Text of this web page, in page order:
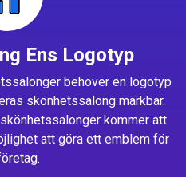
Ens Logotyp
behöver en logotyp
skönhetssalong märkbar.
kommer att
att göra ett emblem för